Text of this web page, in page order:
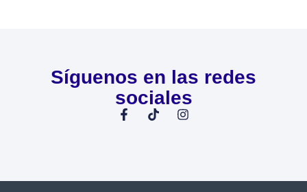
Síguenos en las redes
sociales